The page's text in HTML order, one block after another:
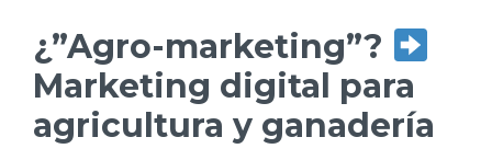
¿”Agro-marketing”?
Marketing digital para
agricultura y ganadería